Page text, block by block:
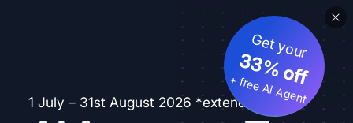
1 July – 31st August 2026 *extended
Get your
33% off
+ free AI Agent